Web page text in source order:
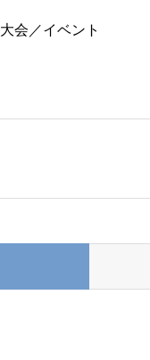
大会／イベント